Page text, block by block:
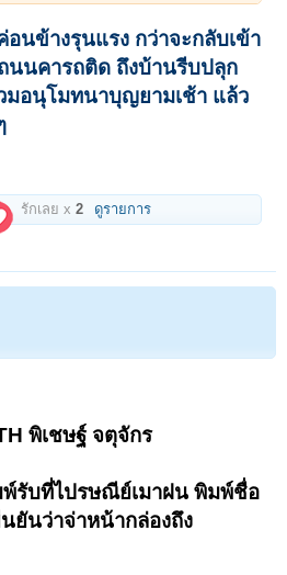
นข้างรุนแรง กว่าจะกลับเข้า
นคารถติด ถึงบ้านรีบปลุก
มอนุโมทนาบุญยามเช้า แล้ว
รักเลย x2 ดูรายการ
พิเชษฐ์ จตุจักร
รับที่ไปรษณีย์เมาฝน พิมพ์ชื่อ
ยันว่าจ่าหน้ากล่องถึง